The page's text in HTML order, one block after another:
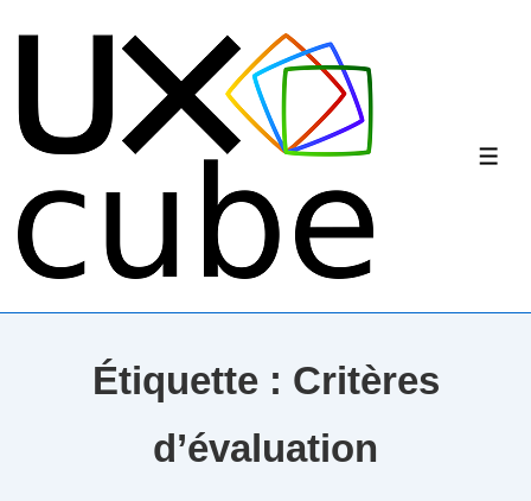
contenu
Étiquette : Critères
d’évaluation